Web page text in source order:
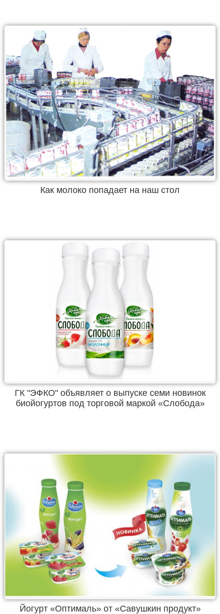
Как молоко попадает на наш стол
ГК "ЭФКО" объявляет о выпуске семи новинок
биойогуртов под торговой маркой «Слобода»
Йогурт «Оптималь» от «Савушкин продукт»